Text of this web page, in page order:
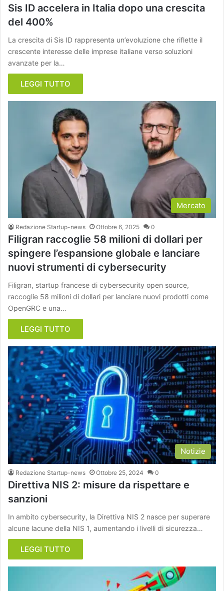
Sis ID accelera in Italia dopo una crescita
del 400%
La crescita di Sis ID rappresenta un’evoluzione che riflette il
crescente interesse delle imprese italiane verso soluzioni
avanzate per la…
LEGGI TUTTO
Mercato
Redazione Startup-news Ottobre 6, 2025 0
Filigran raccoglie 58 milioni di dollari per
spingere l’espansione globale e lanciare
nuovi strumenti di cybersecurity
Filigran, startup francese di cybersecurity open source,
raccoglie 58 milioni di dollari per lanciare nuovi prodotti come
OpenGRC e una…
LEGGI TUTTO
Notizie
Redazione Startup-news Ottobre 25, 2024 0
Direttiva NIS 2: misure da rispettare e
sanzioni
In ambito cybersecurity, la Direttiva NIS 2 nasce per superare
alcune lacune della NIS 1, aumentando i livelli di sicurezza…
LEGGI TUTTO